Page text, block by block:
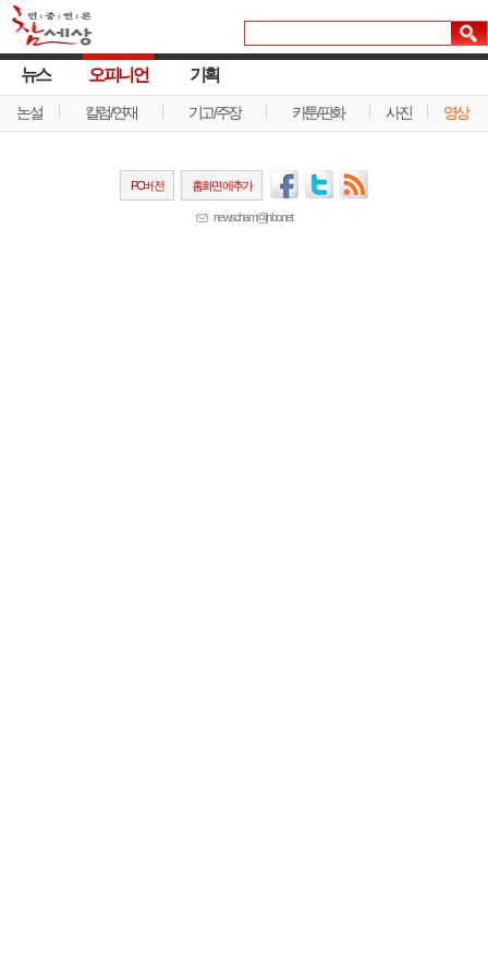
뉴스 오피니언
논설 칼럼/연재 기고/주장 카툰/판화 사진 영상
기획
PC버전 홈화면에추가
newscham@jinbo.net